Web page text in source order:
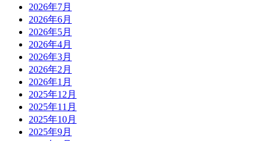
2026年7月
2026年6月
2026年5月
2026年4月
2026年3月
2026年2月
2026年1月
2025年12月
2025年11月
2025年10月
2025年9月